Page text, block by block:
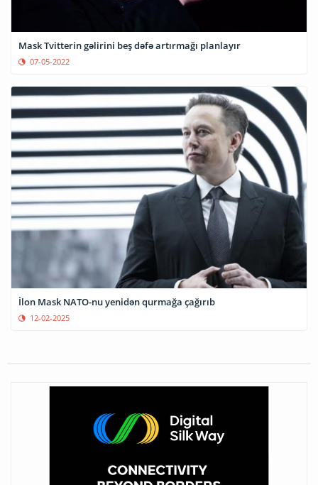
Mask Tvitterin gəlirini beş dəfə artırmağı planlayır
07-05-2022
İlon Mask NATO-nu yenidən qurmağa çağırıb
12-02-2025